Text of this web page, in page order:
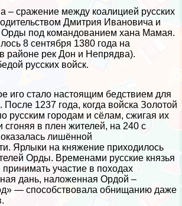
– сражение между коалицией русских
Дмитрия Ивановича и
Орды под комaндованием хана Мамая.
8 сентября 1380 года на
районе рек Дон и Непрядва).
русских войск.
иго стало настоящим бедствием для
После 1237 года, когда войска Золотой
русским городам и сёлам, сжигая их
сгоняя в плен жителей, на 240 с
лишённой
Ярлыки на княжение приходилось
Орды. Временами русские князья
участие в походах
дань, наложенная Ордой –
— способствовала обнищанию даже